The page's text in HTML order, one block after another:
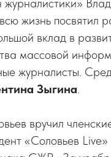
жизнь посвятил
вклад в
массовой
журналисты.
Зыгина.
вручил
«Соловьев Live»